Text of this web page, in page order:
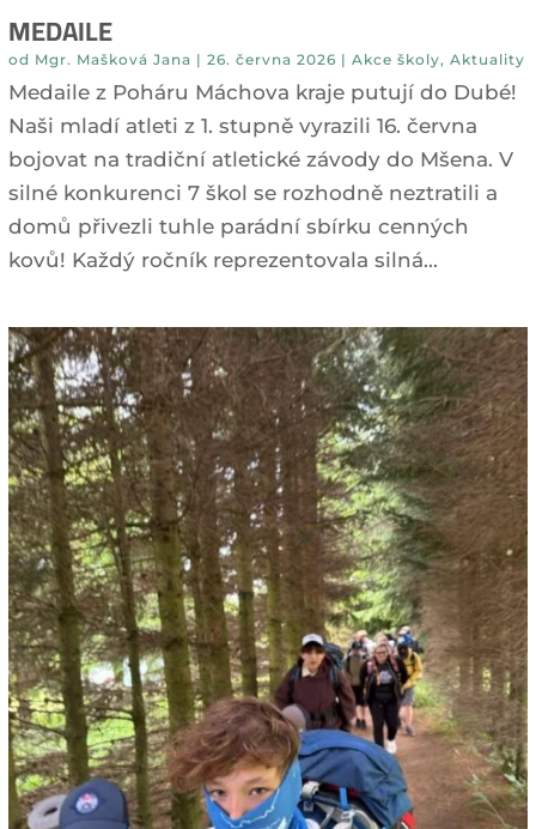
MEDAILE
od Mgr. Mašková Jana | 26. června 2026 | Akce školy, Aktuality
Medaile z Poháru Máchova kraje putují do Dubé!
Naši mladí atleti z 1. stupně vyrazili 16. června
bojovat na tradiční atletické závody do Mšena. V
silné konkurenci 7 škol se rozhodně neztratili a
domů přivezli tuhle parádní sbírku cenných
kovů! Každý ročník reprezentovala silná...